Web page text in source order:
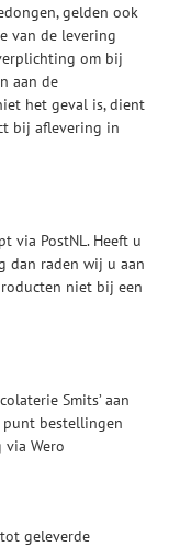
gelden ook
van de levering
om bij
aan de
het geval is, dient
bij aflevering in
via PostNL. Heeft u
dan raden wij u aan
niet bij een
Smits’ aan
bestellingen
Wero
geleverde